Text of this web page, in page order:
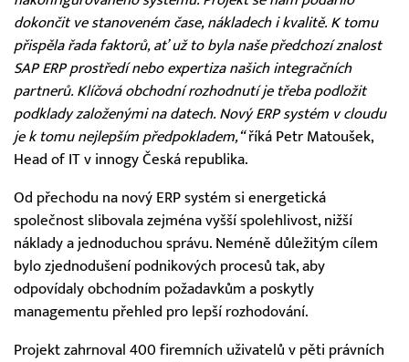
dokončit ve stanoveném čase, nákladech i kvalitě. K tomu
přispěla řada faktorů, ať už to byla naše předchozí znalost
SAP ERP prostředí nebo expertiza našich integračních
partnerů. Klíčová obchodní rozhodnutí je třeba podložit
podklady založenými na datech. Nový ERP systém v cloudu
je k tomu nejlepším předpokladem,“říká Petr Matoušek,
Head of IT v innogy Česká republika.
Od přechodu na nový ERP systém si energetická
společnost slibovala zejména vyšší spolehlivost, nižší
náklady a jednoduchou správu. Neméně důležitým cílem
bylo zjednodušení podnikových procesů tak, aby
odpovídaly obchodním požadavkům a poskytly
managementu přehled pro lepší rozhodování.
Projekt zahrnoval 400 firemních uživatelů v pěti právních